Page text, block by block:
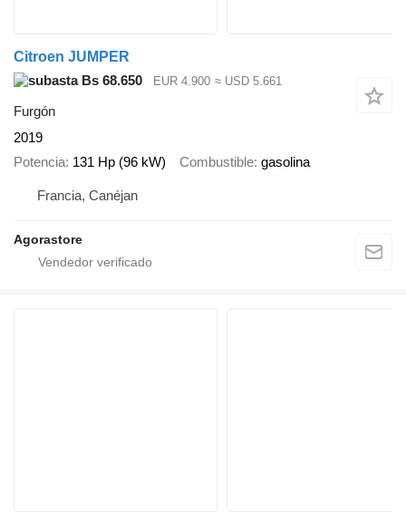
Citroen JUMPER
Bs 68.650
EUR 4.900 ≈ USD 5.661
Furgón
2019
Potencia 131 Hp (96 kW) Combustible gasolina
Francia, Canéjan
Agorastore